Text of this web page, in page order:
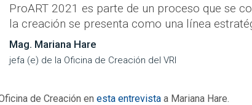
ProART 2021 es parte de un proceso que se
la creación se presenta como una línea
Mag. Mariana Hare
jefa (e) de la Oficina de Creación del VRI
de Creación en esta entrevista a Mariana Hare.